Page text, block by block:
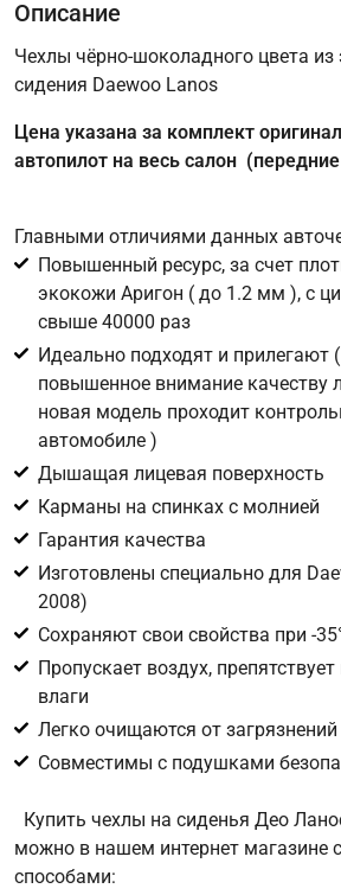
Имя
Соглашение об обработке
Для подтверждения своего согласия на
персональных данных в целях
в поле ниже цифру
Цифра с картинки
Описание
Чехлы чёрно-шоколадного цвета
сидения Daewoo Lanos
Цена указана за комплект
автопилот на весь салон
Главными отличиями данных
Повышенный ресурс, за счет
экокожи Аригон ( до 1.2 мм ), с
свыше 40000 раз
Идеально подходят и прилегают
повышенное внимание качеству
новая модель проходит
автомобиле )
Дышащая лицевая поверхность
Карманы на спинках с молнией
Гарантия качества
Изготовлены специально для
2008)
Сохраняют свои свойства при -
Пропускает воздух,
влаги
Легко очищаются от загрязнений
Совместимы с подушками
Купить чехлы на сиденья Део
можно в нашем интернет магазине
способами: